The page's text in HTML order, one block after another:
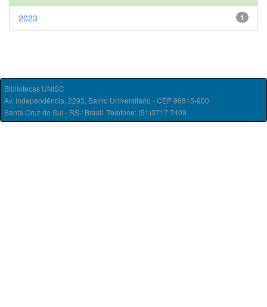
1
2023
Bibliotecas UNISC
Av. Independência, 2293, Bairro Universitário - CEP 96815-900
Santa Cruz do Sul - RS / Brasil. Telefone: (51)3717.7409